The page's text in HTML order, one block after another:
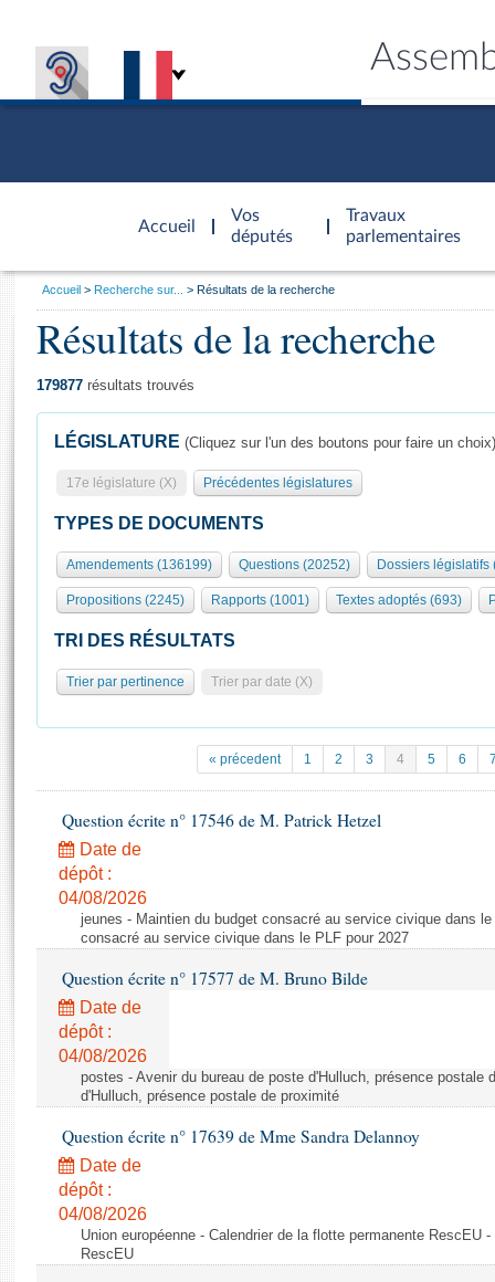
Accueil
d'accueil
Vos
députés
Travaux
parlementaires
Présidence
577 députés
Groupes politiques
Séance publique
Commissions et autres organes
Europe et International
Pétitions
Projets de loi
Propositions de loi
Amendements
Textes adoptés
Rapports législatifs
Rapports sur l'application des lois
Baromètre de l’application des lois
Dossiers législatifs
Budget et sécurité sociale
Questions écrites et orales
Comptes rendus des débats
Général
Rôle et pouvoirs de l'Assemblée
Organisation de l'Assemblée
Présidence Conférence des Présidents Bureau Collège des
Statistiques et chiffres clés
Documents de référence
( Constitution | Règlement de l'Assemblée ... )
Histoire
Juniors
Anciennes législatures
Visiter l'Assemblée
Visite virtuelle du palais Bourbon
Assister à une séance
Contacts et plan d'accès
Photos libres de droit
Vous
Accueil Recherche sur... Résultats de la recherche
Résultats de la recherche
179877 résultats trouvés
LÉGISLATURE (Cliquez sur l'un des boutons pour faire un choix)
17e législature (X) Précédentes législatures
TYPES DE DOCUMENTS
Amendements (136199) Questions (20252) Dossiers législatifs
Propositions (2245) Rapports (1001) Textes adoptés (693)
TRI DES RÉSULTATS
Trier par pertinence Trier par date (X)
« précedent 1 2 3 4 5 6
Question écrite n° 17546 de M. Patrick Hetzel
Date de
dépôt :
04/08/2026
jeunes - Maintien du budget consacré au service civique dans
consacré au service civique dans le PLF pour 2027
Question écrite n° 17577 de M. Bruno Bilde
Date de
dépôt :
04/08/2026
postes - Avenir du bureau de poste d'Hulluch, présence postale
d'Hulluch, présence postale de proximité
Question écrite n° 17639 de Mme Sandra Delannoy
Date de
dépôt :
04/08/2026
Union européenne - Calendrier de la flotte permanente RescEU
RescEU